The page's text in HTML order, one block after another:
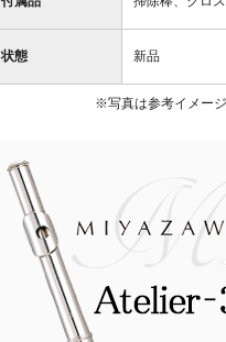
状態 新品
※写真は参考イメー